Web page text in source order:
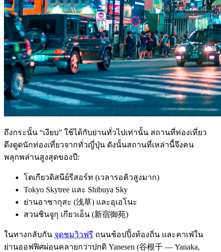
ถึงกระนั้น “เงียบ” ใช้ได้กับย่านทั่วไปเท่านั้น สถานที่ท่องเที่ยว
ดึงดูดนักท่องเที่ยวจากทั่วญี่ปุ่น ดังนั้นสถานที่เหล่านี้จึงคน
พลุกพล่านสูงสุดของปี:
โตเกียวดิสนีย์รีสอร์ท (เวลารอคิวสูงมาก)
Tokyo Skytree และ Shibuya Sky
ย่านอาซากุสะ (浅草) และอุเอโนะ
สวนชินจูกุ เกียวเอ็น (新宿御苑)
ในทางกลับกัน จุดชมวิวฟรี ถนนช้อปปิ้งท้องถิ่น และคาเฟ่ใน
ย่านออฟฟิศผ่อนคลายกว่าปกติ Yanesen (谷根千 — Yanaka,